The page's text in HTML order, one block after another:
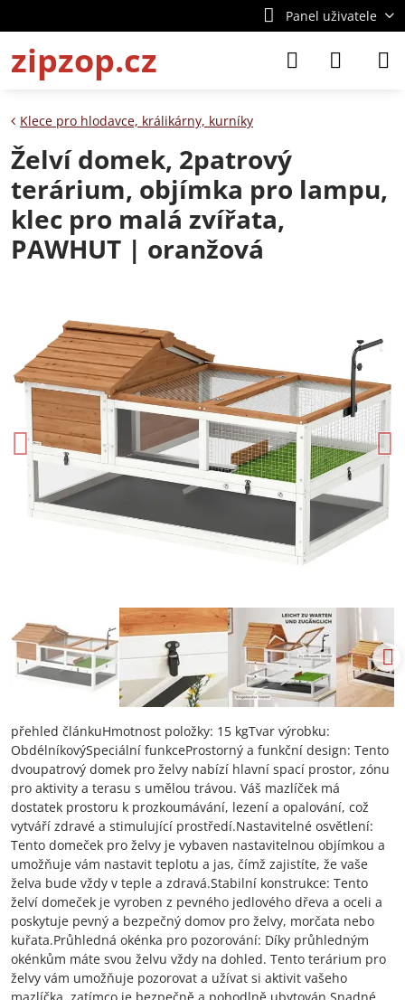
Panel uživatele
zipzop.cz
Klece pro hlodavce, králikárny, kurníky
Želví domek, 2patrový
terárium, objímka pro lampu,
klec pro malá zvířata,
PAWHUT | oranžová
přehled článkuHmotnost položky: 15 kgTvar výrobku:
ObdélníkovýSpeciální funkceProstorný a funkční design: Tento
dvoupatrový domek pro želvy nabízí hlavní spací prostor, zónu
pro aktivity a terasu s umělou trávou. Váš mazlíček má
dostatek prostoru k prozkoumávání, lezení a opalování, což
vytváří zdravé a stimulující prostředí.Nastavitelné osvětlení:
Tento domeček pro želvy je vybaven nastavitelnou objímkou ​​a
umožňuje vám nastavit teplotu a jas, čímž zajistíte, že vaše
želva bude vždy v teple a zdravá.Stabilní konstrukce: Tento
želví domeček je vyroben z pevného jedlového dřeva a oceli a
poskytuje pevný a bezpečný domov pro želvy, morčata nebo
kuřata.Průhledná okénka pro pozorování: Díky průhledným
okénkům máte svou želvu vždy na dohled. Tento terárium pro
želvy vám umožňuje pozorovat a užívat si aktivit vašeho